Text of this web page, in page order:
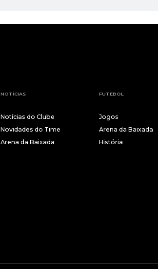
NOTÍCIAS
Notícias do Clube
Novidades do Time
Arena da Baixada
FUTEBOL
Jogos
Arena da Baixada
História